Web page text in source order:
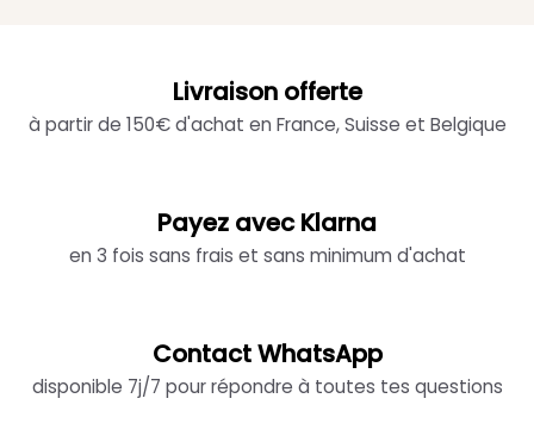
Livraison offerte
à partir de 150€ d'achat en France, Suisse et Belgique
Payez avec Klarna
en 3 fois sans frais et sans minimum d'achat
Contact WhatsApp
disponible 7j/7 pour répondre à toutes tes questions